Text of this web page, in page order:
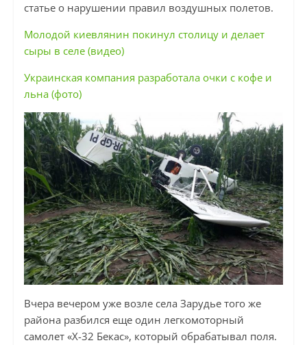
статье о нарушении правил воздушных полетов.
Молодой киевлянин покинул столицу и делает
сыры в селе (видео)
Украинская компания разработала очки с кофе и
льна (фото)
Вчера вечером уже возле села Зарудье того же
района разбился еще один легкомоторный
самолет «X-32 Бекас», который обрабатывал поля.